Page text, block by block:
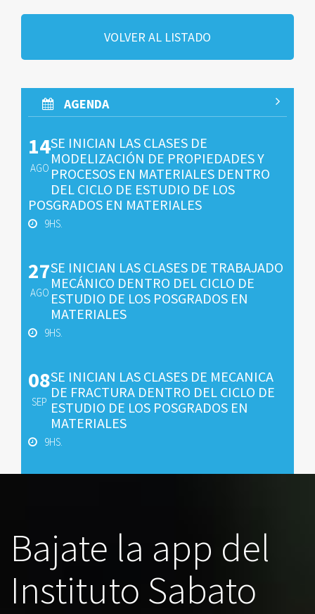
VOLVER AL LISTADO
AGENDA
14
AGO
SE INICIAN LAS CLASES DE
MODELIZACIÓN DE PROPIEDADES Y
PROCESOS EN MATERIALES DENTRO
DEL CICLO DE ESTUDIO DE LOS
POSGRADOS EN MATERIALES
9HS.
27
AGO
SE INICIAN LAS CLASES DE TRABAJADO
MECÁNICO DENTRO DEL CICLO DE
ESTUDIO DE LOS POSGRADOS EN
MATERIALES
9HS.
08
SEP
SE INICIAN LAS CLASES DE MECANICA
DE FRACTURA DENTRO DEL CICLO DE
ESTUDIO DE LOS POSGRADOS EN
MATERIALES
9HS.
Bajate la app del
Instituto Sabato